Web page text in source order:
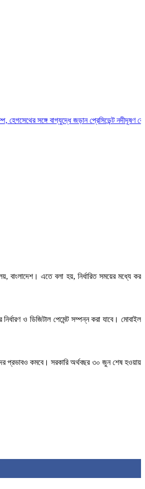
বাগ্‌যুদ্ধে জড়ান প্রেসিডেন্টনদীদূষণ রোধে সমন্বিত
বাংলাদেশ। এতে বলা হয়, নির্ধারিত সময়ের মধ্যে কর
ও ডিজিটাল পেমেন্ট সম্পন্ন করা যাবে। মোবাইল
প্রভাবও কমবে। সরকারি অর্থবছর ৩০ জুন শেষ হওয়ায়